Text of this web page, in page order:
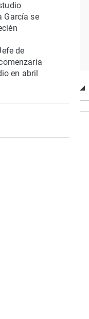
García se
de
en abril